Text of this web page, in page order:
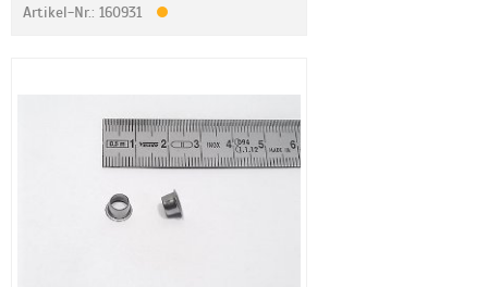
Artikel-Nr.: 160931